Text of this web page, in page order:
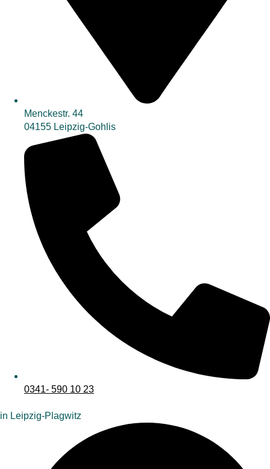
Menckestr. 44
04155 Leipzig-Gohlis
0341- 590 10 23
in Leipzig-Plagwitz